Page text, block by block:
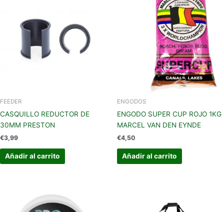
FEEDER
CASQUILLO REDUCTOR DE
30MM PRESTON
€3,99
Añadir al carrito
ENGODOS
ENGODO SUPER CUP ROJO 1KG
MARCEL VAN DEN EYNDE
€4,50
Añadir al carrito